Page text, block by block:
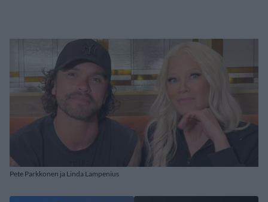
Pete Parkkonen ja Linda Lampenius